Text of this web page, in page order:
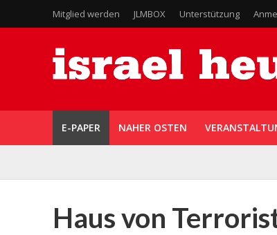
Mitglied werden JLMBOX Unterstützung
E-PAPER NAHER OSTEN
Haus von